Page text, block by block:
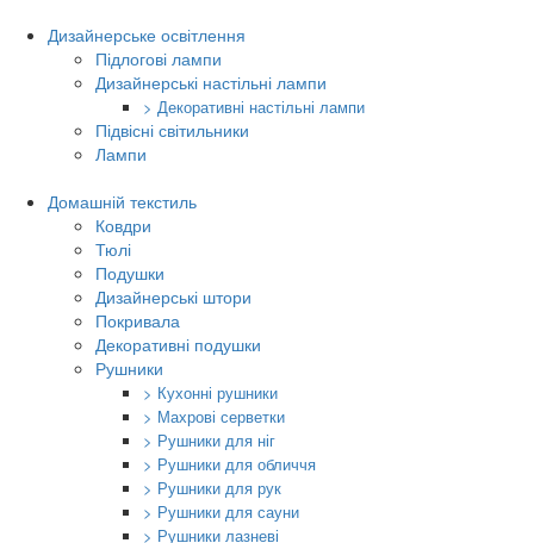
Дизайнерське освітлення
Підлогові лампи
Дизайнерські настільні лампи
> Декоративні настільні лампи
Підвісні світильники
Лампи
Домашній текстиль
Ковдри
Тюлі
Подушки
Дизайнерські штори
Покривала
Декоративні подушки
Рушники
> Кухонні рушники
> Махрові серветки
> Рушники для ніг
> Рушники для обличчя
> Рушники для рук
> Рушники для сауни
> Рушники лазневі